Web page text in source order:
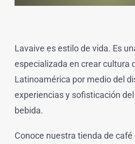
Lavaive es estilo de vida. Es
especializada en crear cultura
Latinoamérica por medio del
experiencias y sofisticación
bebida.
Conoce nuestra tienda de café